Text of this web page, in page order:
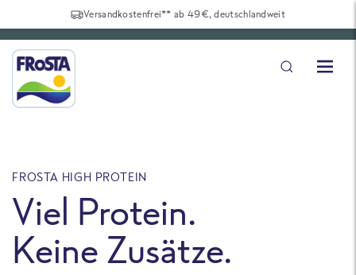
Versandkostenfrei** ab 49€, deutschlandweit
FROSTA HIGH PROTEIN
Viel Protein.
Keine Zusätze.